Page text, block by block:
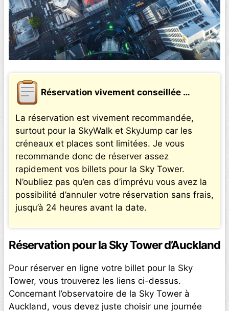
Réservation vivement conseillée …
La réservation est vivement recommandée,
surtout pour la SkyWalk et SkyJump car les
créneaux et places sont limitées. Je vous
recommande donc de réserver assez
rapidement vos billets pour la Sky Tower.
N’oubliez pas qu’en cas d’imprévu vous avez la
possibilité d’annuler votre réservation sans frais,
jusqu’à 24 heures avant la date.
Réservation pour la Sky Tower d’Auckland
Pour réserver en ligne votre billet pour la Sky
Tower, vous trouverez les liens ci-dessus.
Concernant l’observatoire de la Sky Tower à
Auckland, vous devez juste choisir une journée